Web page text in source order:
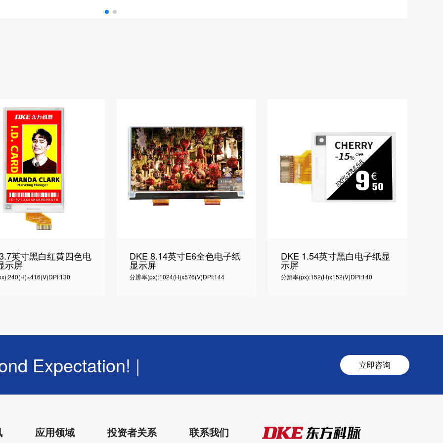
英寸黑白红黄四色电
示屏
DPI:130
DKE 8.14英寸E6全色电子纸
显示屏
分辨率(px):1024(H)x576(V)DPI:144
DKE 1.54英寸黑白电子纸显
示屏
分辨率(px):152(H)x152(V)DPI:140
Expectation! | 立即咨询
应用领域 投资者关系 联系我们